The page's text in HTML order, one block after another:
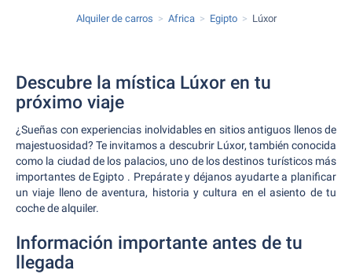
Alquiler de carros Africa Egipto Lúxor
Descubre la mística Lúxor en tu
próximo viaje
¿Sueñas con experiencias inolvidables en sitios antiguos llenos de
majestuosidad? Te invitamos a descubrir Lúxor, también conocida
como la ciudad de los palacios, uno de los destinos turísticos más
importantes de Egipto . Prepárate y déjanos ayudarte a planificar
un viaje lleno de aventura, historia y cultura en el asiento de tu
coche de alquiler.
Información importante antes de tu
llegada